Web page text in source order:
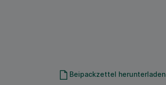
Beipackzettel herunterladen